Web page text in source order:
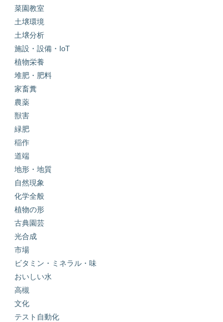
菜園教室
土壌環境
土壌分析
施設・設備・IoT
植物栄養
堆肥・肥料
家畜糞
農薬
獣害
緑肥
稲作
道端
地形・地質
自然現象
化学全般
植物の形
古典園芸
光合成
市場
ビタミン・ミネラル・味
おいしい水
高槻
文化
テスト自動化